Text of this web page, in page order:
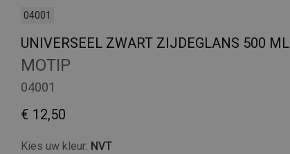
04001
UNIVERSEEL ZWART ZIJDEGLANS 500 ML
MOTIP
04001
€ 12,50
Kies uw kleur: NVT